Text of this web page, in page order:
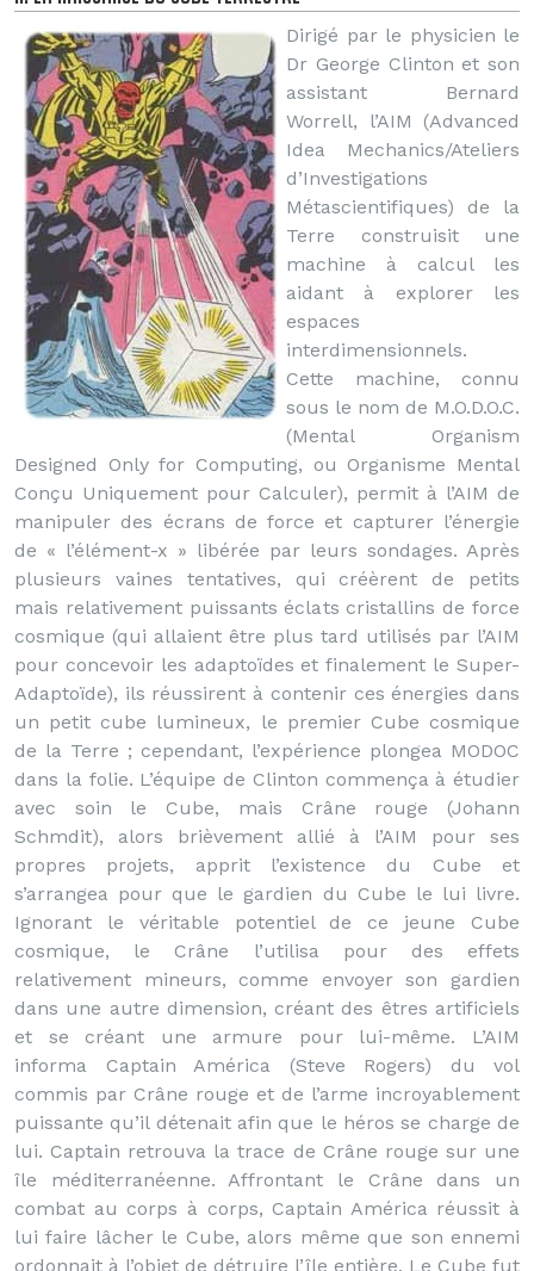
Dirigé par le physicien le
Dr George Clinton et son
assistant Bernard
Worrell, l’AIM (Advanced
Idea Mechanics/Ateliers
d’Investigations
Métascientifiques) de la
Terre construisit une
machine à calcul les
aidant à explorer les
espaces
interdimensionnels.
Cette machine, connu
sous le nom de M.O.D.O.C.
(Mental Organism
Designed Only for Computing, ou Organisme Mental
Conçu Uniquement pour Calculer), permit à l’AIM de
manipuler des écrans de force et capturer l’énergie
de « l’élément-x » libérée par leurs sondages. Après
plusieurs vaines tentatives, qui créèrent de petits
mais relativement puissants éclats cristallins de force
cosmique (qui allaient être plus tard utilisés par l’AIM
pour concevoir les adaptoïdes et finalement le Super-
Adaptoïde), ils réussirent à contenir ces énergies dans
un petit cube lumineux, le premier Cube cosmique
de la Terre ; cependant, l’expérience plongea MODOC
dans la folie. L’équipe de Clinton commença à étudier
avec soin le Cube, mais Crâne rouge (Johann
Schmdit), alors brièvement allié à l’AIM pour ses
propres projets, apprit l’existence du Cube et
s’arrangea pour que le gardien du Cube le lui livre.
Ignorant le véritable potentiel de ce jeune Cube
cosmique, le Crâne l’utilisa pour des effets
relativement mineurs, comme envoyer son gardien
dans une autre dimension, créant des êtres artificiels
et se créant une armure pour lui-même. L’AIM
informa Captain América (Steve Rogers) du vol
commis par Crâne rouge et de l’arme incroyablement
puissante qu’il détenait afin que le héros se charge de
lui. Captain retrouva la trace de Crâne rouge sur une
île méditerranéenne. Affrontant le Crâne dans un
combat au corps à corps, Captain América réussit à
lui faire lâcher le Cube, alors même que son ennemi
ordonnait à l’objet de détruire l’île entière. Le Cube fut